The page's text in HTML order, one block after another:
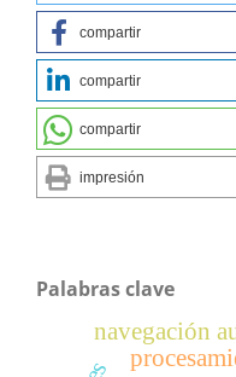
compartir
compartir
compartir
impresión
Palabras clave
navegación